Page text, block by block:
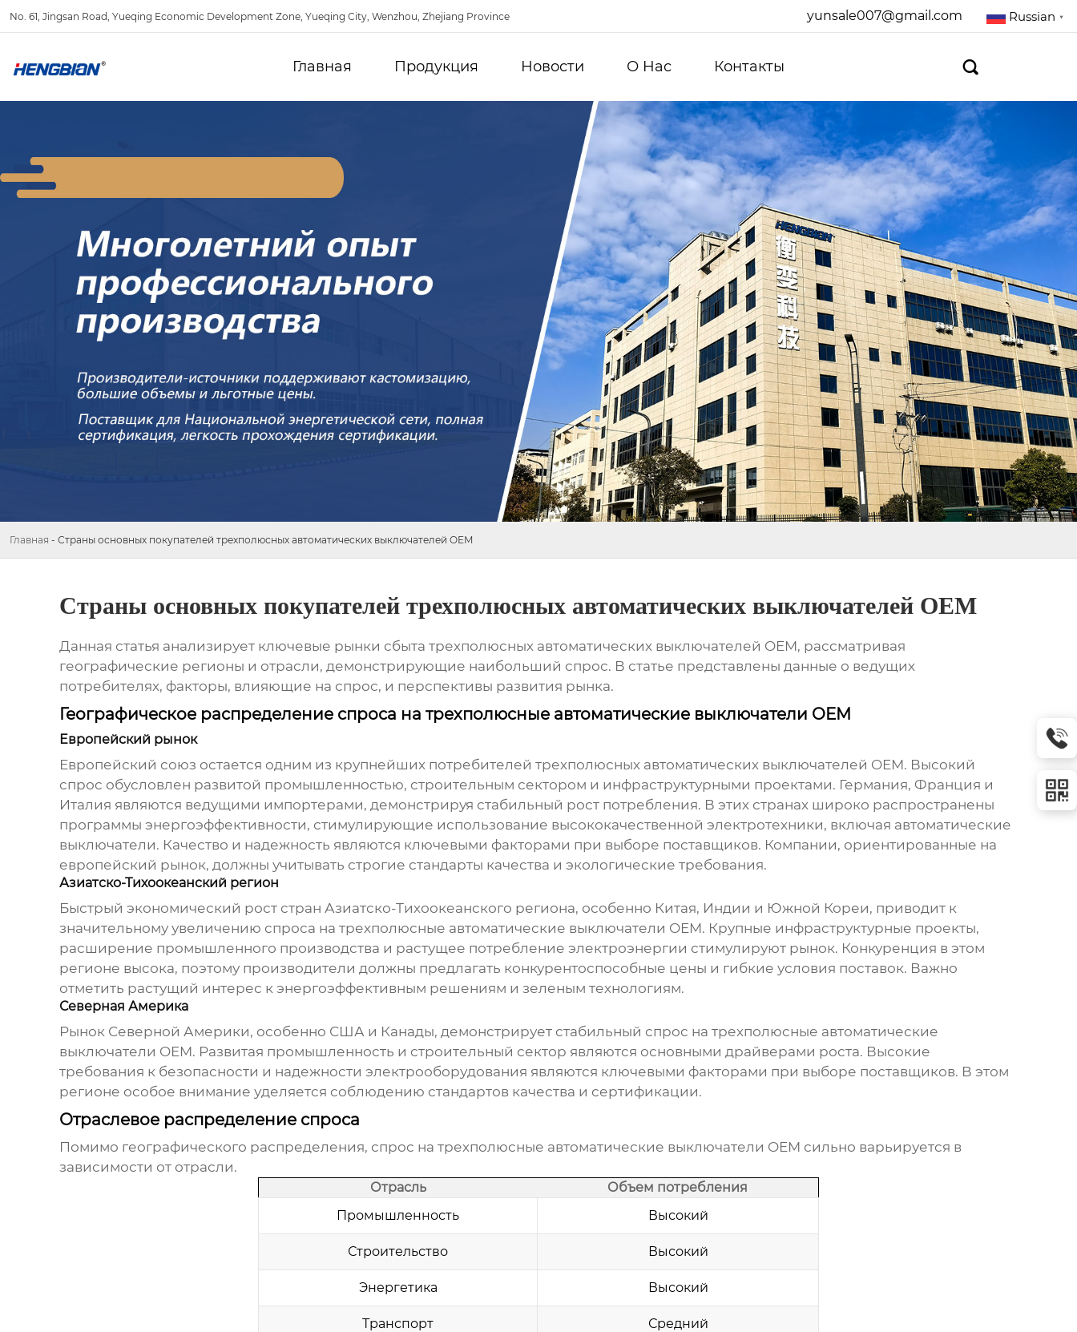
No. 61, Jingsan Road, Yueqing Economic Development Zone, Yueqing City, Wenzhou, Zhejiang Province yunsale007@gmail.com Russian ▼
Главная Продукция Новости О Hас Контакты 
Главная - Страны основных покупателей трехполюсных автоматических выключателей OEM
Страны основных покупателей трехполюсных автоматических выключателей OEM
Данная статья анализирует ключевые рынки сбыта трехполюсных автоматических выключателей OEM, рассматривая
географические регионы и отрасли, демонстрирующие наибольший спрос. В статье представлены данные о ведущих
потребителях, факторы, влияющие на спрос, и перспективы развития рынка.
Географическое распределение спроса на трехполюсные автоматические выключатели OEM
Европейский рынок
Европейский союз остается одним из крупнейших потребителей трехполюсных автоматических выключателей OEM. Высокий
спрос обусловлен развитой промышленностью, строительным сектором и инфраструктурными проектами. Германия, Франция и
Италия являются ведущими импортерами, демонстрируя стабильный рост потребления. В этих странах широко распространены
программы энергоэффективности, стимулирующие использование высококачественной электротехники, включая автоматические
выключатели. Качество и надежность являются ключевыми факторами при выборе поставщиков. Компании, ориентированные на
европейский рынок, должны учитывать строгие стандарты качества и экологические требования.
Азиатско-Тихоокеанский регион
Быстрый экономический рост стран Азиатско-Тихоокеанского региона, особенно Китая, Индии и Южной Кореи, приводит к
значительному увеличению спроса на трехполюсные автоматические выключатели OEM. Крупные инфраструктурные проекты,
расширение промышленного производства и растущее потребление электроэнергии стимулируют рынок. Конкуренция в этом
регионе высока, поэтому производители должны предлагать конкурентоспособные цены и гибкие условия поставок. Важно
отметить растущий интерес к энергоэффективным решениям и зеленым технологиям.
Северная Америка
Рынок Северной Америки, особенно США и Канады, демонстрирует стабильный спрос на трехполюсные автоматические
выключатели OEM. Развитая промышленность и строительный сектор являются основными драйверами роста. Высокие
требования к безопасности и надежности электрооборудования являются ключевыми факторами при выборе поставщиков. В этом
регионе особое внимание уделяется соблюдению стандартов качества и сертификации.
Отраслевое распределение спроса
Помимо географического распределения, спрос на трехполюсные автоматические выключатели OEM сильно варьируется в
зависимости от отрасли.
Отрасль
Объем потребления
Промышленность
Высокий
Строительство Высокий
Энергетика Высокий
Транспорт Средний